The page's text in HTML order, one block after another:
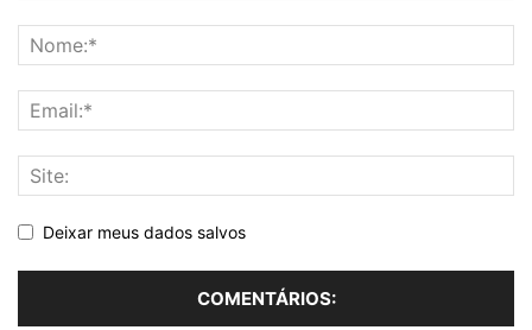
Deixar meus dados salvos